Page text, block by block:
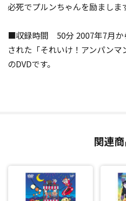
必死でプルンちゃんを励ましま
■収録時間 50分 2007年7月か
された「それいけ！アンパン
のDVDです。
関連